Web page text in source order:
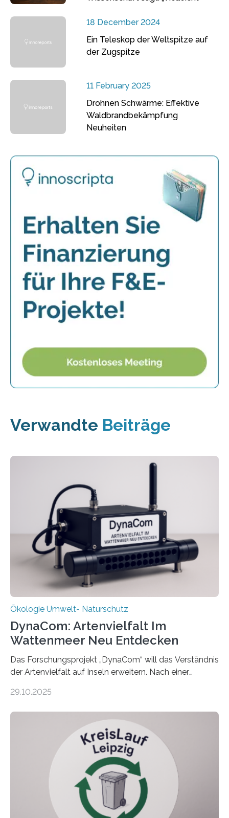
18 December 2024
Ein Teleskop der Weltspitze auf
der Zugspitze
11 February 2025
Drohnen Schwärme: Effektive
Waldbrandbekämpfung
Neuheiten
Verwandte Beiträge
Ökologie Umwelt- Naturschutz
DynaCom: Artenvielfalt Im
Wattenmeer Neu Entdecken
Das Forschungsprojekt „DynaCom“ will das Verständnis
der Artenvielfalt auf Inseln erweitern. Nach einer
Beobachtungen im Wattenmeer ist nun eine große
Oldenburg befassen sich insbesondere damit, wie ein
Ökosystem gedeiht – und wie sich dieser Prozess
verlässlich prognostizieren lässt. Grünes Licht für
„DynaCom“: Die Deutsche Forschungsgemeinschaft
(DFG) fördert das Anfang 2019 gestartete
Forschungsprojekt an der Universität Oldenburg für
zwei weitere Jahre mit rund 1,2 Millionen Euro. „Wir
freuen uns sehr über…
29.10.2025